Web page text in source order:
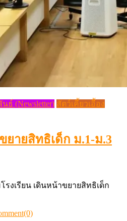
ธ์ (Newsletter) สัตว์เคี้ยวเอื้อง
ยายสิทธิเด็ก ม.1-ม.3
งเรียน เดินหน้าขยายสิทธิเด็ก